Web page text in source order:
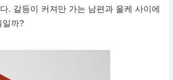
. 갈등이 커져만 가는 남편과 올케 사이에
일까?